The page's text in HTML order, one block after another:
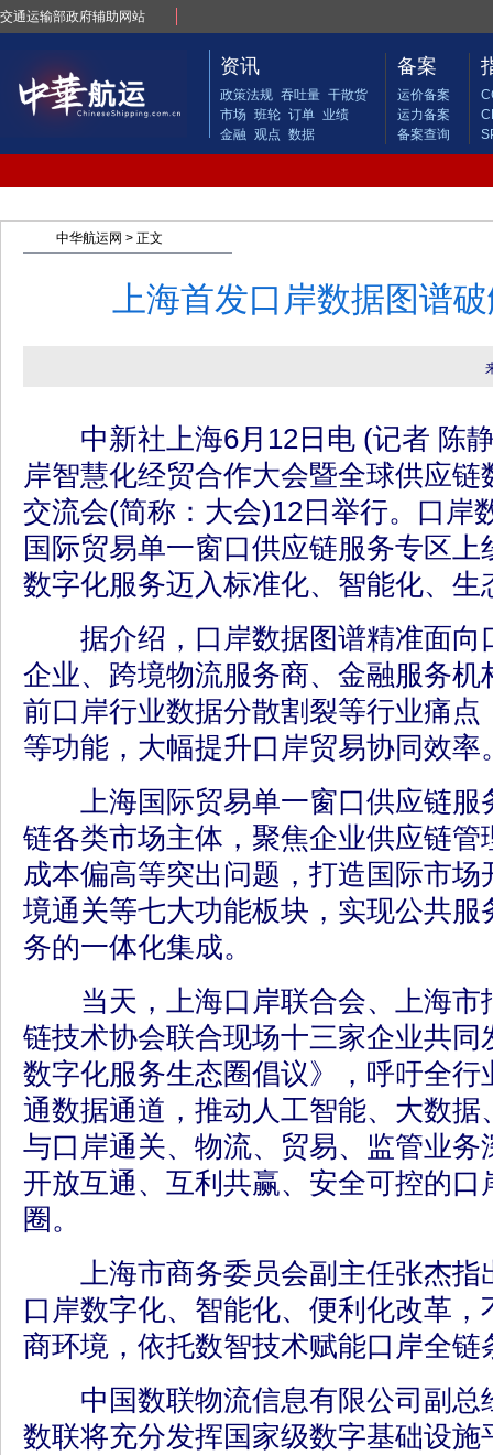
交通运输部政府辅助网站
资讯
政策法规 吞吐量 干散货
市场 班轮 订单 业绩
金融 观点 数据
备案
运价备案
运力备案
备案查询
中华航运网 > 正文
上海首发口岸数据图谱
中新社上海6月12日电 (记者 陈
岸智慧化经贸合作大会暨全球供应
交流会(简称：大会)12日举行。口岸
国际贸易单一窗口供应链服务专区
数字化服务迈入标准化、智能化、生
据介绍，口岸数据图谱精准面向
企业、跨境物流服务商、金融服务机
前口岸行业数据分散割裂等行业痛点
等功能，大幅提升口岸贸易协同效率
上海国际贸易单一窗口供应链服
链各类市场主体，聚焦企业供应链管
成本偏高等突出问题，打造国际市
境通关等七大功能板块，实现公共服
务的一体化集成。
当天，上海口岸联合会、上海市
链技术协会联合现场十三家企业共同
数字化服务生态圈倡议》，呼吁全行
通数据通道，推动人工智能、大数据
与口岸通关、物流、贸易、监管业务
开放互通、互利共赢、安全可控的口
圈。
上海市商务委员会副主任张杰指
口岸数字化、智能化、便利化改革
商环境，依托数智技术赋能口岸全链
中国数联物流信息有限公司副总
数联将充分发挥国家级数字基础设施